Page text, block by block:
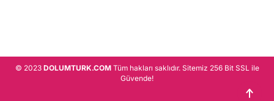
© 2023 DOLUMTURK.COMTüm hakları saklıdır. Sitemiz 256 Bit SSL ile
Güvende!